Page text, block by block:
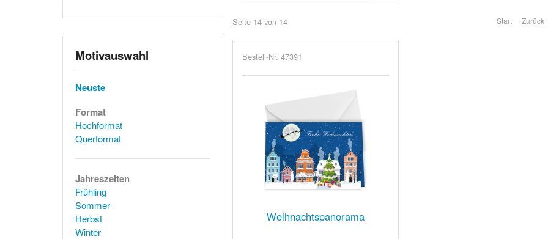
Seite 14 von 14 Start Zurück
Bestell-Nr. 47391
Weihnachtspanorama
Motivauswahl
Neuste
Format
Hochformat
Querformat
Jahreszeiten
Frühling
Sommer
Herbst
Winter